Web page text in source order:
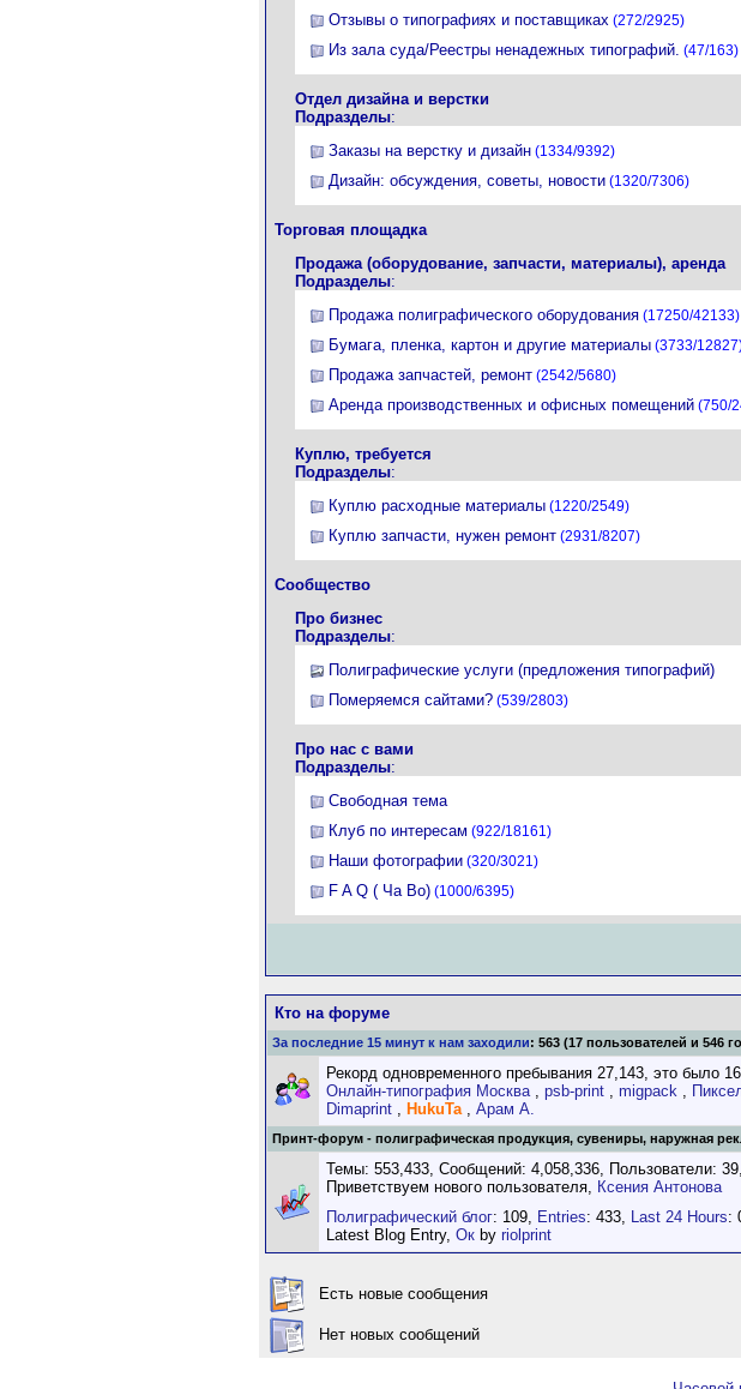
Отзывы о типографиях и поставщиках (272/2925)
Из зала суда/Реестры ненадежных типографий. (47/163)
Отдел дизайна и верстки
Подразделы:
Заказы на верстку и дизайн (1334/9392)
Дизайн: обсуждения, советы, новости (1320/7306)
Торговая площадка
Продажа (оборудование, запчасти, материалы), аренда
Подразделы:
Продажа полиграфического оборудования (17250/42133)
Бумага, пленка, картон и другие материалы (3733/
Продажа запчастей, ремонт (2542/5680)
Аренда производственных и офисных помещений (750/
Куплю, требуется
Подразделы:
Куплю расходные материалы (1220/2549)
Куплю запчасти, нужен ремонт (2931/8207)
Сообщество
Про бизнес
Подразделы:
Полиграфические услуги (предложения типографий)
Померяемся сайтами? (539/2803)
Про нас с вами
Подразделы:
Свободная тема
Клуб по интересам (922/18161)
Наши фотографии (320/3021)
F A Q ( Ча Во) (1000/6395)
Кто на форуме
За последние 15 минут к нам заходили: 563 (17 пользователей и 546
Рекорд одновременного пребывания 27,143, это было
Онлайн-типография Москва , psb-print , migpack ,
Dimaprint , HukuTa , Арам А.
Принт-форум - полиграфическая продукция, сувениры, наружная
Темы: 553,433, Сообщений: 4,058,336, Пользователи:
Приветствуем нового пользователя, Ксения Антонова
Полиграфический блог: 109, Entries: 433, Last 24 Hours:
Latest Blog Entry, Ок by riolprint
Есть новые сообщения
Нет новых сообщений